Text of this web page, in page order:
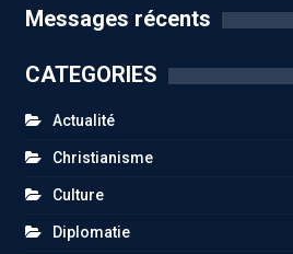
Messages récents
CATEGORIES
Actualité
Christianisme
Culture
Diplomatie